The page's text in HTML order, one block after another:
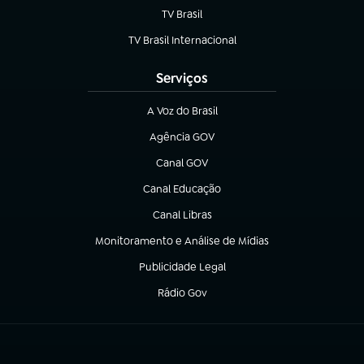
TV Brasil
(abre em nova aba)
TV Brasil Internacional
(abre em nova aba)
Serviços
A Voz do Brasil
(abre em nova aba)
Agência GOV
(abre em nova aba)
Canal GOV
(abre em nova aba)
Canal Educação
(abre em nova aba)
Canal Libras
(abre em nova aba)
Monitoramento e Análise de Mídias
(abre em nova aba)
Publicidade Legal
(abre em nova aba)
Rádio Gov
(abre em nova aba)